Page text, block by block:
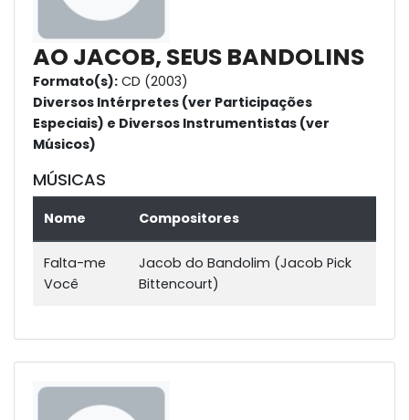
AO JACOB, SEUS BANDOLINS
Formato(s): CD (2003)
Diversos Intérpretes (ver Participações
Especiais) e Diversos Instrumentistas (ver
Músicos)
MÚSICAS
Nome Compositores
Falta-me
Você
Jacob do Bandolim (Jacob Pick
Bittencourt)